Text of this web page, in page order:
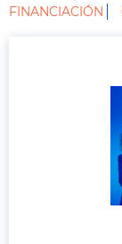
FINANCIACIÓN